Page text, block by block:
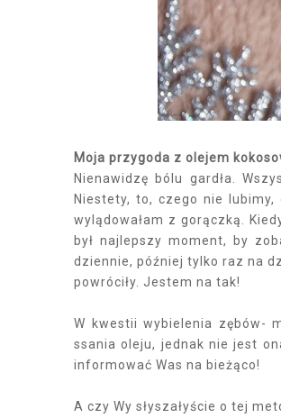
Moja przygoda z olejem
Nienawidzę bólu gardła.
Niestety, to, czego nie lubimy,
wylądowałam z gorączką.
był najlepszy moment, by
dziennie, później tylko raz na
powróciły. Jestem na tak!
W kwestii wybielenia zębów-
ssania oleju, jednak nie jest
informować Was na bieżąco!
A czy Wy słyszałyście o tej